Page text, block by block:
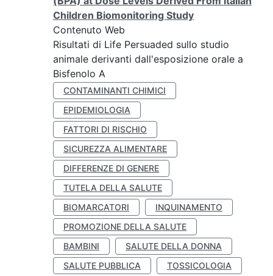
Children Biomonitoring Study
Contenuto Web
Risultati di Life Persuaded sullo studio
animale derivanti dall'esposizione orale a
Bisfenolo A
CONTAMINANTI CHIMICI
EPIDEMIOLOGIA
FATTORI DI RISCHIO
SICUREZZA ALIMENTARE
DIFFERENZE DI GENERE
TUTELA DELLA SALUTE
BIOMARCATORI
INQUINAMENTO
PROMOZIONE DELLA SALUTE
BAMBINI
SALUTE DELLA DONNA
SALUTE PUBBLICA
TOSSICOLOGIA